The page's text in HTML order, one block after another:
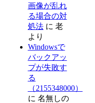
画像が乱れ
る場合の対
処法に 老
より
Windowsで
バックアッ
プが失敗す
る
（2155348000）
に 名無しの